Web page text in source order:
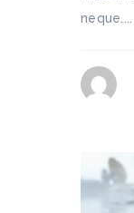
neque....